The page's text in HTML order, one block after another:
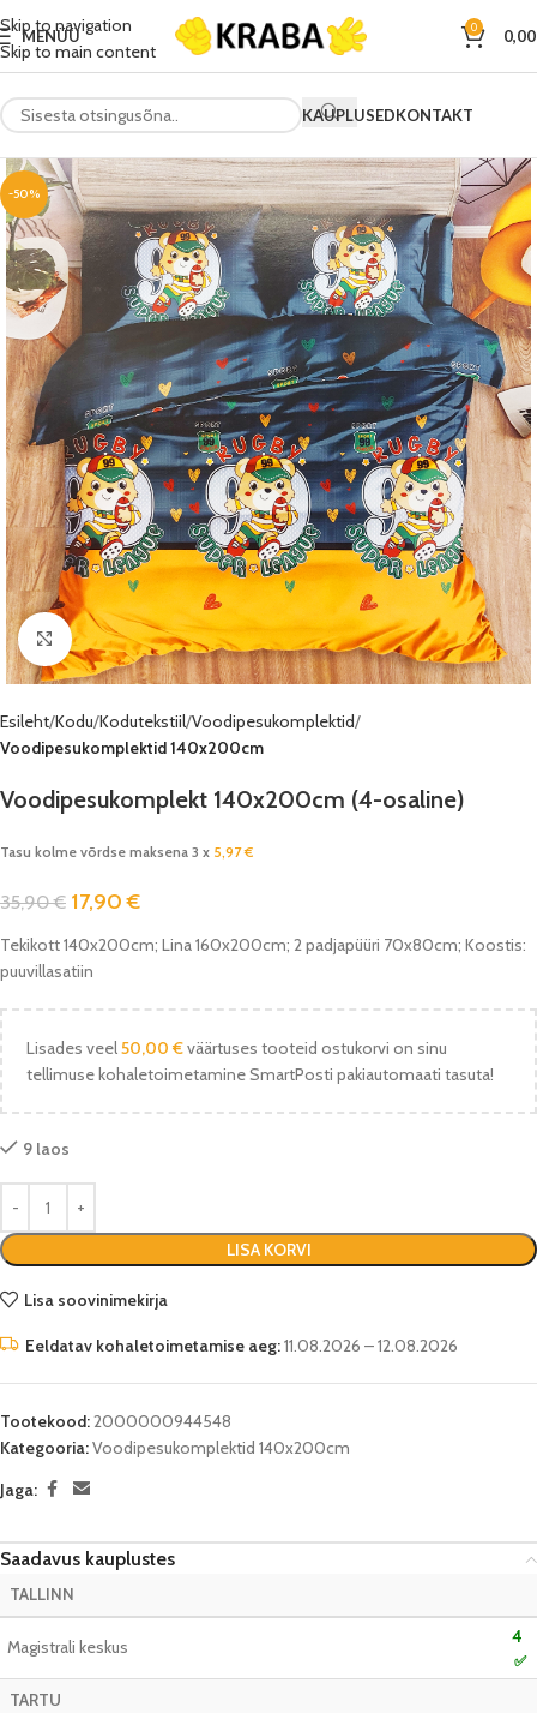
Skip to navigation
Skip to main content
MENÜÜ 0
KAUPLUSEDKONTAKT
-50%
Vaata pilti
Esileht Kodu Kodutekstiil Voodipesukomplektid
Voodipesukomplektid 140x200cm
Voodipesukomplekt 140x200cm (4-osaline)
Tasu kolme võrdse maksena 3 x 5,97€
35,90€ 17,90€
Tekikott 140x200cm; Lina 160x200cm; 2 padjapüüri 70x80cm; Koostis:
puuvillasatiin
Lisades veel50,00 €väärtuses tooteid ostukorvi on sinu
tellimuse kohaletoimetamine SmartPosti pakiautomaati tasuta!
9 laos
LISA KORVI
Lisa soovinimekirja
Eeldatav kohaletoimetamise aeg:11.08.2026 – 12.08.2026
Tootekood:2000000944548
Kategooria:Voodipesukomplektid 140x200cm
Jaga:
Saadavus kauplustes
TALLINN
Magistrali keskus 4
✅
TARTU